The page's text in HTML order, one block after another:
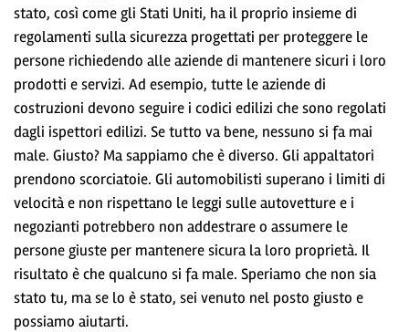
stato, così come gli Stati Uniti, ha il proprio insieme di
regolamenti sulla sicurezza progettati per proteggere le
persone richiedendo alle aziende di mantenere sicuri i loro
prodotti e servizi. Ad esempio, tutte le aziende di
costruzioni devono seguire i codici edilizi che sono regolati
dagli ispettori edilizi. Se tutto va bene, nessuno si fa mai
male. Giusto? Ma sappiamo che è diverso. Gli appaltatori
prendono scorciatoie. Gli automobilisti superano i limiti di
velocità e non rispettano le leggi sulle autovetture e i
negozianti potrebbero non addestrare o assumere le
persone giuste per mantenere sicura la loro proprietà. Il
risultato è che qualcuno si fa male. Speriamo che non sia
stato tu, ma se lo è stato, sei venuto nel posto giusto e
possiamo aiutarti.